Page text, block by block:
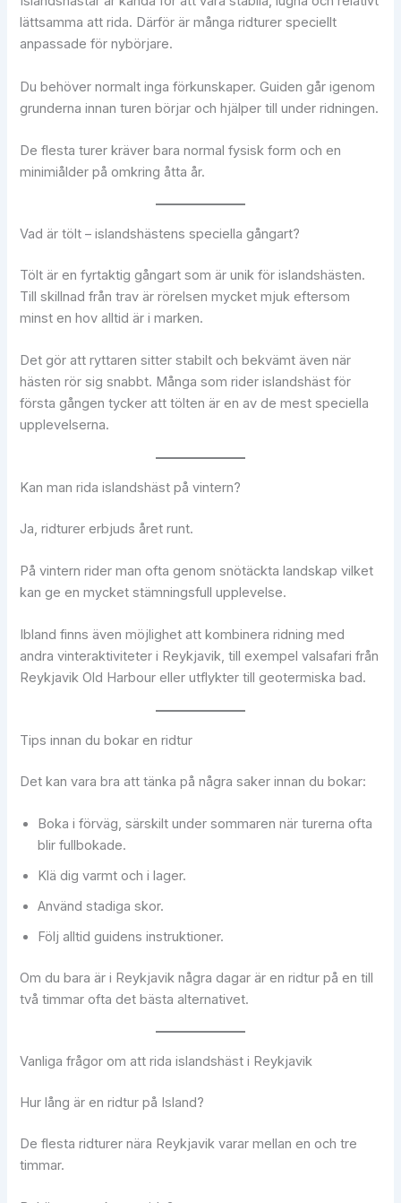
lättsamma att rida. Därför är många ridturer speciellt
anpassade för nybörjare.
Du behöver normalt inga förkunskaper. Guiden går igenom
grunderna innan turen börjar och hjälper till under ridningen.
De flesta turer kräver bara normal fysisk form och en
minimiålder på omkring åtta år.
Vad är tölt – islandshästens speciella gångart?
Tölt är en fyrtaktig gångart som är unik för islandshästen.
Till skillnad från trav är rörelsen mycket mjuk eftersom
minst en hov alltid är i marken.
Det gör att ryttaren sitter stabilt och bekvämt även när
hästen rör sig snabbt. Många som rider islandshäst för
första gången tycker att tölten är en av de mest speciella
upplevelserna.
Kan man rida islandshäst på vintern?
Ja, ridturer erbjuds året runt.
På vintern rider man ofta genom snötäckta landskap vilket
kan ge en mycket stämningsfull upplevelse.
Ibland finns även möjlighet att kombinera ridning med
andra vinteraktiviteter i Reykjavik, till exempel valsafari från
Reykjavik Old Harbour eller utflykter till geotermiska bad.
Tips innan du bokar en ridtur
Det kan vara bra att tänka på några saker innan du bokar:
Boka i förväg, särskilt under sommaren när turerna ofta
blir fullbokade.
Klä dig varmt och i lager.
Använd stadiga skor.
Följ alltid guidens instruktioner.
Om du bara är i Reykjavik några dagar är en ridtur på en till
två timmar ofta det bästa alternativet.
Vanliga frågor om att rida islandshäst i Reykjavik
Hur lång är en ridtur på Island?
De flesta ridturer nära Reykjavik varar mellan en och tre
timmar.